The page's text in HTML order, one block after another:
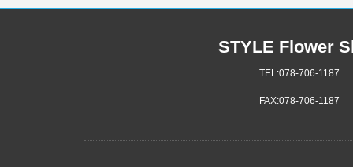
STYLE Flower
TEL:078-706-1187
FAX:078-706-1187